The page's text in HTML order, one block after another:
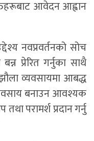
आवेदन आह्वान
नवप्रवर्तनको सोच
प्रेरित गर्नुका साथै
व्यवसायमा आबद्ध
बनाउन आवश्यक
परामर्श प्रदान गर्नु